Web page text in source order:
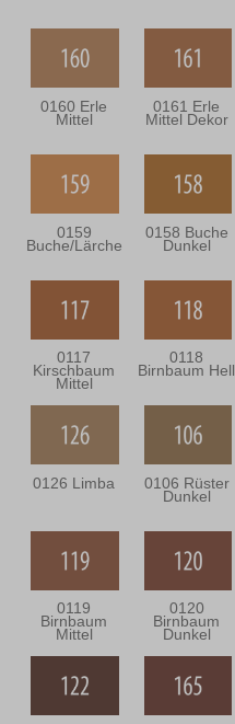
0160 Erle
Mittel
0161 Erle
Mittel Dekor
0159
Buche/Lärche
0158 Buche
Dunkel
0117
Kirschbaum
Mittel
0118
Birnbaum Hell
0126 Limba 0106 Rüster
Dunkel
0119
Birnbaum
Mittel
0120
Birnbaum
Dunkel